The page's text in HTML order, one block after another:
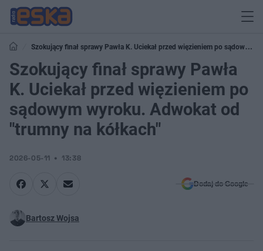
Szokujący finał sprawy Pawła K. Uciekał przed więzieniem po sądowym
wyroku. Adwokat od "trumny na kółkach"
Szokujący finał sprawy Pawła
K. Uciekał przed więzieniem po
sądowym wyroku. Adwokat od
"trumny na kółkach"
2026-05-11 13:38
Dodaj do Google
Bartosz Wojsa